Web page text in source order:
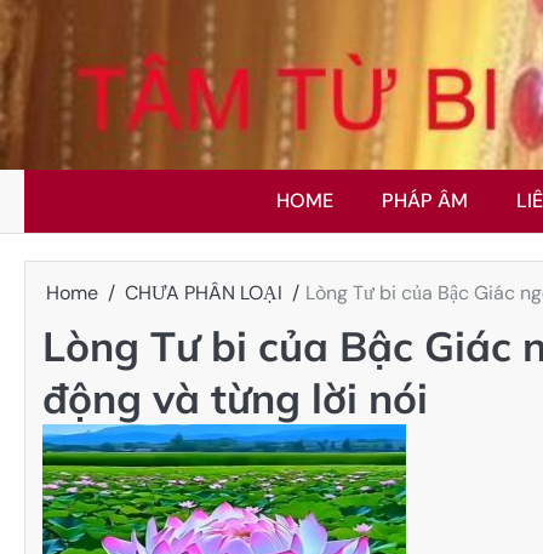
Skip
to
content
HOME PHÁP ÂM
Home CHƯA PHÂN LOẠI Lòng Tư bi của Bậc Giác
Lòng Tư bi của Bậc Giác
động và từng lời nói